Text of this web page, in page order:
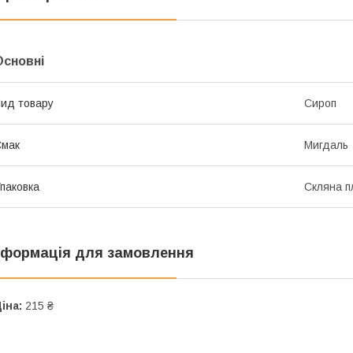
товару Сироп
Мигдаль
Скляна
для замовлення
215 ₴